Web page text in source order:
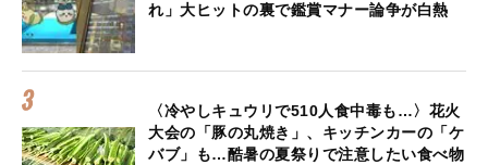
れ」大ヒットの裏で鑑賞マナー論争が白熱
〈冷やしキュウリで510人食中毒も…〉花火
大会の「豚の丸焼き」、キッチンカーの「ケ
バブ」も…酷暑の夏祭りで注意したい食べ物